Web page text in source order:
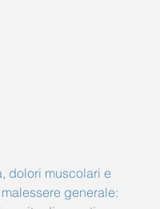
dolori muscolari e
generale: